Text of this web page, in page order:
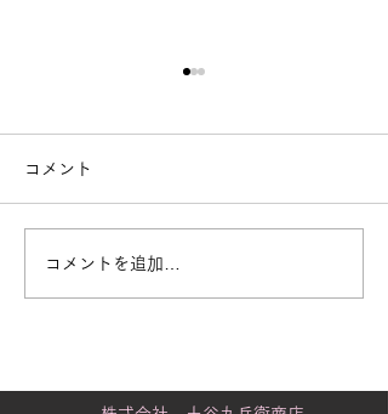
街で見かける「白いも
コメント
コメントを追加…